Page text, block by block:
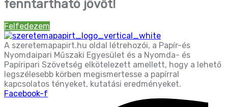
fenntartható jövőt!
Felfedezem
A szeretemapapirt.hu oldal létrehozói, a Papír-és
Nyomdaipari Műszaki Egyesület és a Nyomda- és
Papíripari Szövetség elkötelezett amellett, hogy a lehető
legszélesebb körben megismertesse a papírral
kapcsolatos tényeket, kutatási eredményeket.
Facebook-f